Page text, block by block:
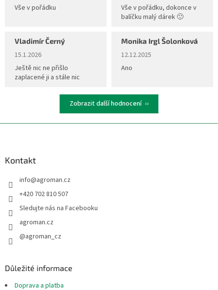
Vše v pořádku
Vše v pořádku, dokonce v
balíčku malý dárek 🙂
Vladimír Černý
Hodnocení obchodu je 5 z 5 hvězdiček.
15.1.2026
Ještě nic ne přišlo
zaplacené ji a stále nic
Monika Irgl Šolonková
Hodnocení obchodu je 5 z 5
12.12.2025
Ano
Zobrazit další hodnocení
Kontakt
info@agroman.cz
+420 702 810 507
Sledujte nás na Facebooku
agroman.cz
@agroman_cz
Důležité informace
Doprava a platba